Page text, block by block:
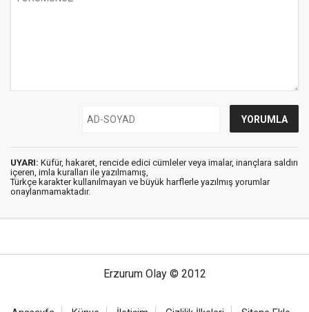
UYARI: Küfür, hakaret, rencide edici cümleler veya imalar, inançlara saldırı
içeren, imla kuralları ile yazılmamış,
Türkçe karakter kullanılmayan ve büyük harflerle yazılmış yorumlar
onaylanmamaktadır.
Erzurum Olay © 2012